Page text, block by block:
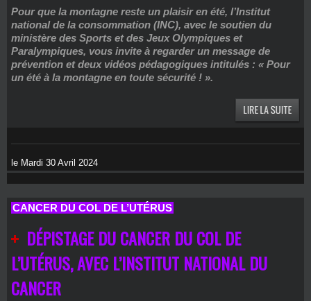
Pour que la montagne reste un plaisir en été, l’Institut
national de la consommation (INC), avec le soutien du
ministère des Sports et des Jeux Olympiques et
Paralympiques, vous invite à regarder un message de
prévention et deux vidéos pédagogiques intitulés : « Pour
un été à la montagne en toute sécurité ! ».
le Mardi 30 Avril 2024
CANCER DU COL DE L’UTÉRUS
DÉPISTAGE DU CANCER DU COL DE
L’UTÉRUS, AVEC L’INSTITUT NATIONAL DU
CANCER